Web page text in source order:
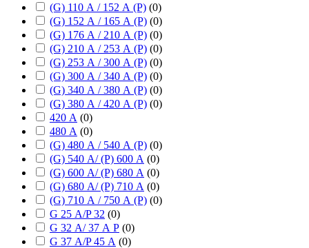
(G) 110 А / 152 А (P) (0)
(G) 152 А / 165 А (P) (0)
(G) 176 А / 210 А (P) (0)
(G) 210 А / 253 А (P) (0)
(G) 253 А / 300 А (P) (0)
(G) 300 А / 340 А (P) (0)
(G) 340 А / 380 А (P) (0)
(G) 380 А / 420 А (P) (0)
420 А (0)
480 А (0)
(G) 480 А / 540 А (P) (0)
(G) 540 А/ (P) 600 А (0)
(G) 600 А/ (P) 680 А (0)
(G) 680 А/ (P) 710 А (0)
(G) 710 А / 750 А (P) (0)
G 25 А/P 32 (0)
G 32 А/ 37 А P (0)
G 37 А/P 45 А (0)